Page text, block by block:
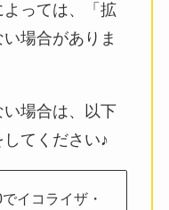
っては、「拡
場合がありま
場合は、以下
てください♪
イコライザ・